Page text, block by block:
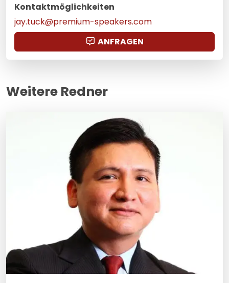
Kontaktmöglichkeiten
jay.tuck@premium-speakers.com
ANFRAGEN
Weitere Redner